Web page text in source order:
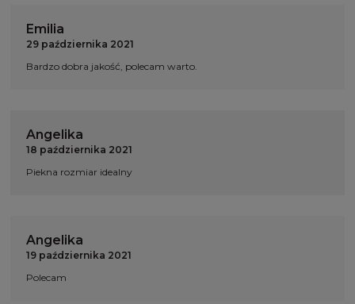
Emilia
29 października 2021
Bardzo dobra jakość, polecam warto.
Angelika
18 października 2021
Piekna rozmiar idealny
Angelika
19 października 2021
Polecam